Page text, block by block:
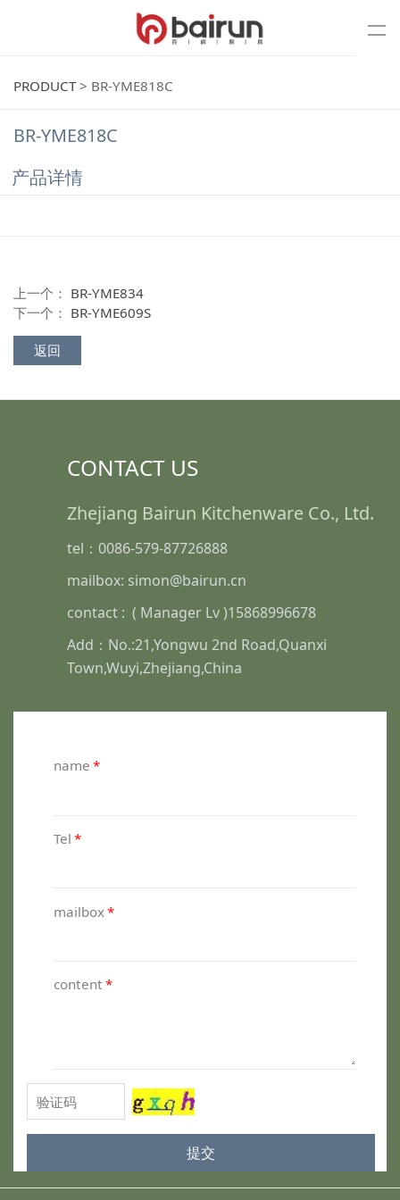
PRODUCT> BR-YME818C
BR-YME818C
产品详情
上一个： BR-YME834
下一个： BR-YME609S
返回
CONTACT US
Zhejiang Bairun Kitchenware Co., Ltd.
tel：0086-579-87726888
mailbox: simon@bairun.cn
contact : ( Manager Lv )15868996678
Add：No.:21,Yongwu 2nd Road,Quanxi
Town,Wuyi,Zhejiang,China
name *
Tel *
mailbox*
content *
提交